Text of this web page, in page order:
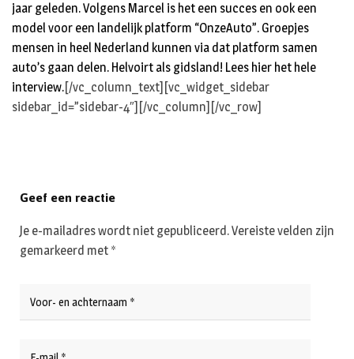
jaar geleden. Volgens Marcel is het een succes en ook een
model voor een landelijk platform “OnzeAuto”. Groepjes
mensen in heel Nederland kunnen via dat platform samen
auto’s gaan delen. Helvoirt als gidsland! Lees hier het hele
interview.[/vc_column_text][vc_widget_sidebar
sidebar_id=”sidebar-4″][/vc_column][/vc_row]
Geef een reactie
Je e-mailadres wordt niet gepubliceerd.Vereiste velden zijn
gemarkeerd met *